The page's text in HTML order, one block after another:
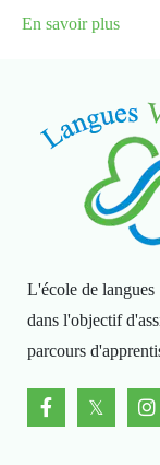
En savoir plus
L'école de
dans l'objectif
parcours